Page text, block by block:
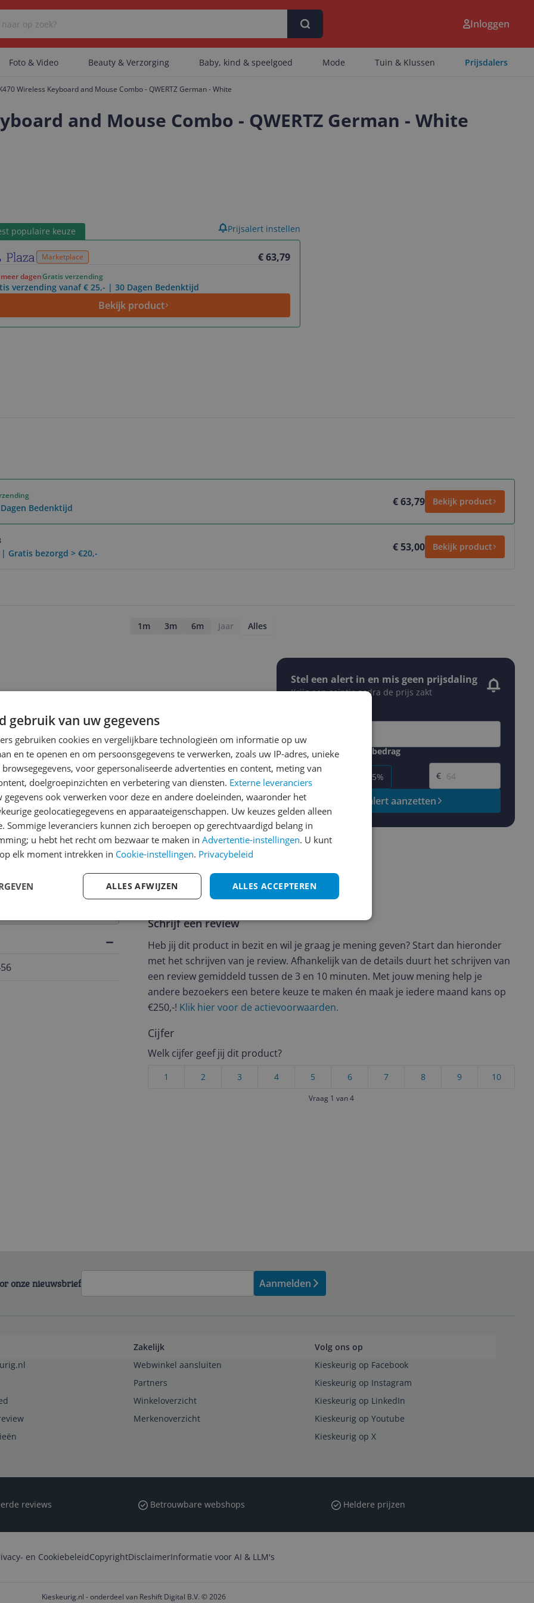
Er zijn geen categorieën gevonden.
Inloggen
Foto & Video Beauty & Verzorging Baby, kind & speelgoed Mode Tuin & Klussen Prijsdalers
Wireless Keyboard and Mouse Combo - QWERTZ German - White
and Mouse Combo - QWERTZ German - White
populaire keuze
Marketplace € 63,79
dagenGratis verzending
verzending vanaf € 25,- | 30 Dagen Bedenktijd
Bekijk product
Prijsalert instellen
Bedenktijd € 63,79 Bekijk product
Gratis bezorgd > €20,- € 53,00 Bekijk product
1m 3m 6m Jaar Alles
Stel een alert in en mis geen prijsdaling
Krijg een seintje zodra de prijs zakt
Gewenste daling of bedrag
-5% -15%
Gewenste prijs
€
Prijsalert aanzetten
Reviews
Schrijf een review
Heb jij dit product in bezit en wil je graag je mening geven? Start dan hieronder
met het schrijven van je review. Afhankelijk van de details duurt het schrijven van
een review gemiddeld tussen de 3 en 10 minuten. Met jouw mening help je
andere bezoekers een betere keuze te maken én maak je iedere maand kans op
€250,-! Klik hier voor de actievoorwaarden.
Cijfer
Welk cijfer geef jij dit product?
10
9
8
7
6
5
4
3
2
1
Vraag 1 van 4
onze nieuwsbrief Aanmelden
Zakelijk
Webwinkel aansluiten
Partners
Winkeloverzicht
Merkenoverzicht
Volg ons op
Kieskeurig op Facebook
Kieskeurig op Instagram
Kieskeurig op LinkedIn
Kieskeurig op Youtube
Kieskeurig op X
reviews Betrouwbare webshops Heldere prijzen
en CookiebeleidCopyrightDisclaimerInformatie voor AI & LLM's
Kieskeurig.nl - onderdeel van Reshift Digital B.V. © 2026
gebruik van uw gegevens
gebruiken cookies en vergelijkbare technologieën om informatie op uw
en te openen en om persoonsgegevens te verwerken, zoals uw IP-adres, unieke
voor gepersonaliseerde advertenties en content, meting van
doelgroepinzichten en verbetering van diensten. Externe leveranciers
gegevens ook verwerken voor deze en andere doeleinden, waaronder het
geolocatiegegevens en apparaateigenschappen. Uw keuzes gelden alleen
Sommige leveranciers kunnen zich beroepen op gerechtvaardigd belang in
u hebt het recht om bezwaar te maken in Advertentie-instellingen. U kunt
elk moment intrekken in Cookie-instellingen. Privacybeleid
ALLES ACCEPTEREN
ALLES AFWIJZEN